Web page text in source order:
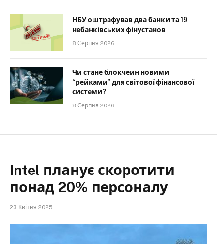
НБУ оштрафував два банки та 19
небанківських фінустанов
8 Серпня 2026
Чи стане блокчейн новими
“рейками” для світової фінансової
системи?
8 Серпня 2026
Intel планує скоротити
понад 20% персоналу
23 Квітня 2025